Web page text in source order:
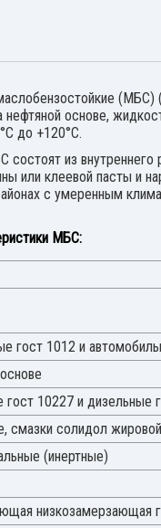
(МБС)
нефтяной основе,
до +120°С.
состоят из
или клеевой пасты и
с умеренным
МБС:
гост 1012 и
гост 10227 и дизельные
смазки солидол
(инертные)
низкозамерзающая